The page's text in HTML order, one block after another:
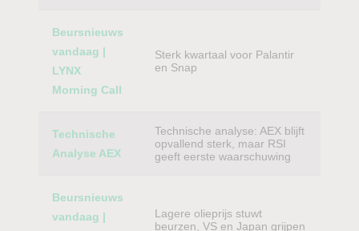
Beursnieuws
vandaag |
LYNX
Morning Call
Sterk kwartaal voor Palantir
en Snap
Technische
Analyse AEX
Technische analyse: AEX blijft
opvallend sterk, maar RSI
geeft eerste waarschuwing
Beursnieuws
vandaag |
Lagere olieprijs stuwt
beurzen, VS en Japan grijpen